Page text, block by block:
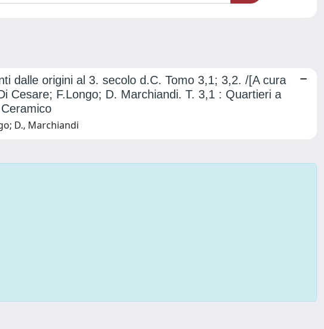
dalle origini al 3. secolo d.C. Tomo 3,1; 3,2. /[A cura
Cesare; F.Longo; D. Marchiandi. T. 3,1 : Quartieri a
D., Marchiandi